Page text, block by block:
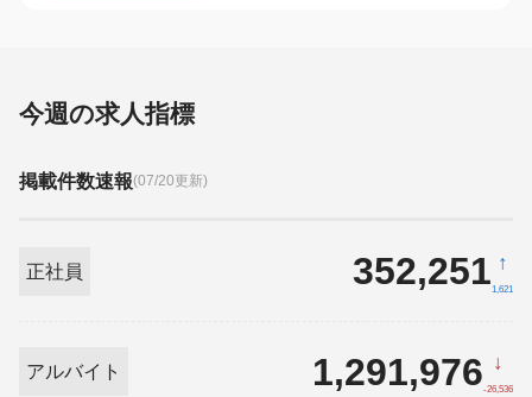
今週の求人指標
掲載件数速報(07/20更新)
正社員 352,251 ↑
1,621
アルバイト 1,291,976 ↓
-26,536